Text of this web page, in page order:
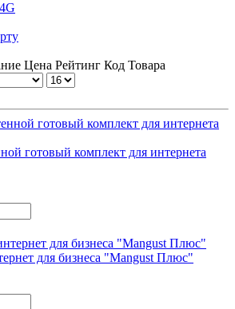
Цена Рейтинг Код Товара
готовый комплект для интернета
для бизнеса "Mangust Плюс"